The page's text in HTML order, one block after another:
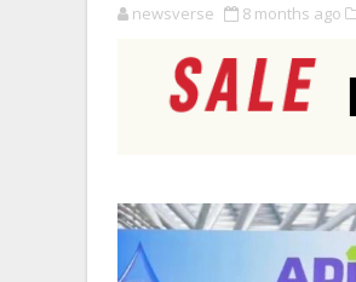
newsverse 8 months ago